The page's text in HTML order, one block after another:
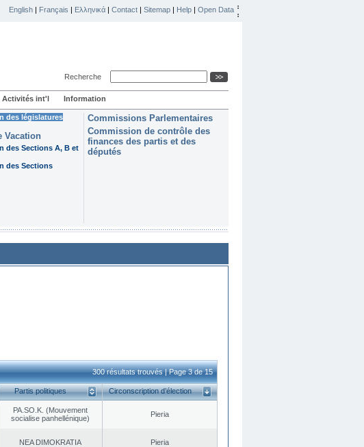
English | Français | Ελληνικά | Contact | Sitemap | Help | Open Data
Recherche
Activités int'l Information
des législatures
Vacation
des Sections A, B et
des Sections
Commissions Parlementaires
Commission de contrôle des
finances des partis et des
députés
300 résultats trouvés | Page 3 de 15
Partis politiques Circonscription d’élection
PA.SO.K. (Mouvement
socialise panhellénique)
Pieria
NEA DΙMOKRATIA Pieria